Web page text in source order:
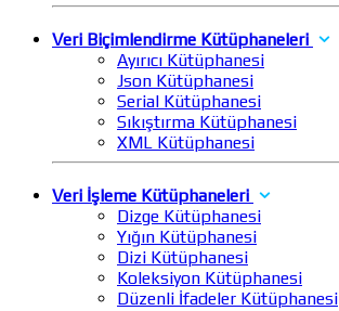
Veri Biçimlendirme Kütüphaneleri
Ayırıcı Kütüphanesi
Json Kütüphanesi
Serial Kütüphanesi
Sıkıştırma Kütüphanesi
XML Kütüphanesi
Veri İşleme Kütüphaneleri
Dizge Kütüphanesi
Yığın Kütüphanesi
Dizi Kütüphanesi
Koleksiyon Kütüphanesi
Düzenli İfadeler Kütüphanesi